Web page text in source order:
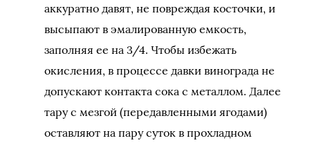
аккуратно давят, не повреждая косточки, и
высыпают в эмалированную емкость,
заполняя ее на 3/4. Чтобы избежать
окисления, в процессе давки винограда не
допускают контакта сока с металлом. Далее
тару с мезгой (передавленными ягодами)
оставляют на пару суток в прохладном